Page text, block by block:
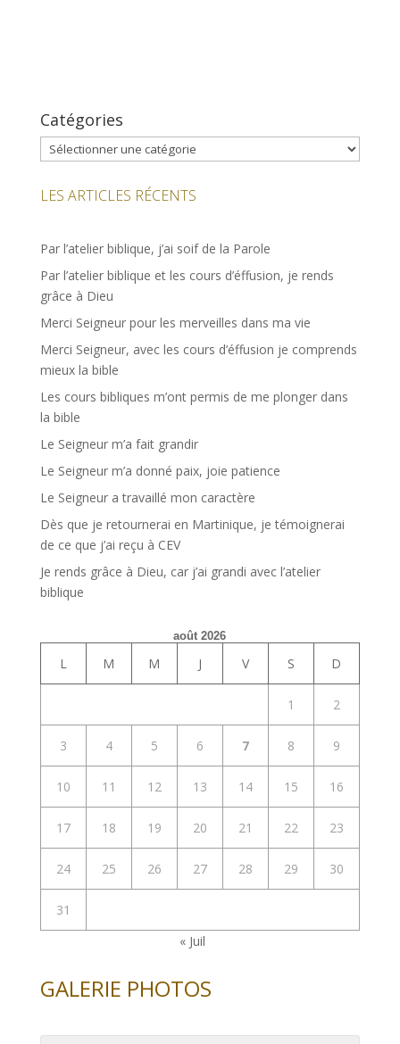
Catégories
Catégories
LES ARTICLES RÉCENTS
Par l’atelier biblique, j’ai soif de la Parole
Par l’atelier biblique et les cours d’éffusion, je rends
grâce à Dieu
Merci Seigneur pour les merveilles dans ma vie
Merci Seigneur, avec les cours d’éffusion je comprends
mieux la bible
Les cours bibliques m’ont permis de me plonger dans
la bible
Le Seigneur m’a fait grandir
Le Seigneur m’a donné paix, joie patience
Le Seigneur a travaillé mon caractère
Dès que je retournerai en Martinique, je témoignerai
de ce que j’ai reçu à CEV
Je rends grâce à Dieu, car j’ai grandi avec l’atelier
biblique
août 2026
L M M J V S D
1 2
3 4 5 6 7 8 9
10 11 12 13 14 15 16
17 18 19 20 21 22 23
24 25 26 27 28 29 30
31
« Juil
GALERIE PHOTOS